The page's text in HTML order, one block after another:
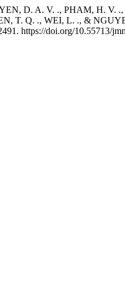
D. A. V. ., PHAM, H. V.
Q. ., WEI, L. ., &
https://doi.org/10.55713/